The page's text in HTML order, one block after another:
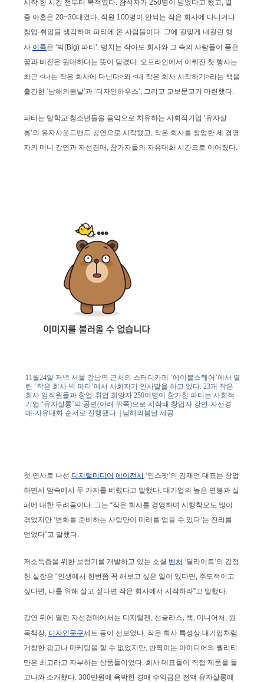
시작 한 시간 전부터 북적였다. 참석자가 250명이 넘었다고 했고, 열
중 아홉은 20~30대였다. 직원 100명이 안되는 작은 회사에 다니거나
창업·취업을 생각하며 파티에 온 사람들이다. 그에 걸맞게 내걸린 행
사 이름은 ‘빅(Big) 파티’. 덩치는 작아도 회사와 그 속의 사람들이 품은
꿈과 비전은 원대하다는 뜻이 담겼다. 오프라인에서 이뤄진 첫 행사는
최근 <나는 작은 회사에 다닌다>와 <내 작은 회사 시작하기>라는 책을
출간한 ‘남해의봄날’과 ‘디자인하우스’, 그리고 교보문고가 마련했다.
파티는 탈학교 청소년들을 음악으로 치유하는 사회적기업 ‘유자살
롱’의 유자사운드밴드 공연으로 시작됐고, 작은 회사를 창업한 세 경영
자의 미니 강연과 자선경매, 참가자들의 자유대화 시간으로 이어졌다.
11월24일 저녁 서울 강남역 근처의 스터디카페 ‘에이블스퀘어’에서 열
린 ‘작은 회사 빅 파티’에서 사회자가 인사말을 하고 있다. 23개 작은
회사 임직원들과 창업·취업 희망자 250여명이 참가한 파티는 사회적
기업 ‘유자살롱’의 공연(아래 위쪽)으로 시작돼 창업자 강연-자선경
매-자유대화 순서로 진행됐다. | 남해의봄날 제공
첫 연사로 나선 디지털미디어 에이전시 ‘인스팟’의 김재언 대표는 창업
하면서 맘속에서 두 가지를 버렸다고 말했다. 대기업의 높은 연봉과 실
패에 대한 두려움이다. 그는 “작은 회사를 경영하며 시행착오도 많이
겪었지만 ‘변화를 준비하는 사람만이 미래를 얻을 수 있다’는 진리를
얻었다”고 말했다.
저소득층을 위한 보청기를 개발하고 있는 소셜 벤처 ‘딜라이트’의 김정
헌 실장은 “인생에서 한번쯤 꼭 해보고 싶은 일이 있다면, 주도적이고
싶다면, 나를 위해 살고 싶다면 작은 회사에서 시작하라”고 말했다.
강연 뒤에 열린 자선경매에서는 디지털펜, 선글라스, 책, 미니어처, 원
목책장, 디자인문구세트 등이 선보였다. 작은 회사 특성상 대기업처럼
거창한 광고나 마케팅을 할 수 없었지만, 반짝이는 아이디어와 퀄리티
만은 최고라고 자부하는 상품들이었다. 회사 대표들이 직접 제품을 들
고나와 소개했다. 300만원에 육박한 경매 수익금은 전액 유자살롱에